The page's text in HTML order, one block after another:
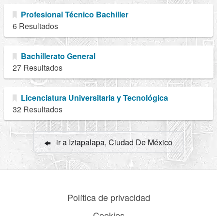
Profesional Técnico Bachiller
6 Resultados
Bachillerato General
27 Resultados
Licenciatura Universitaria y Tecnológica
32 Resultados
ir a Iztapalapa, Ciudad De México
Política de privacidad